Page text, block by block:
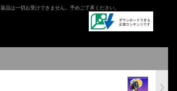
品は一切お受けできません。予めご了承ください。